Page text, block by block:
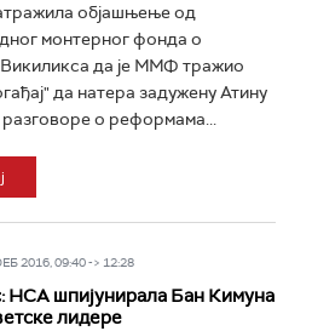
објашњење од
монтерног фонда о
да је ММФ тражио
да натера задужену Атину
о реформама...
2016, 09:40 -> 12:28
НСА шпијунирала Бан Кимуна
лидере